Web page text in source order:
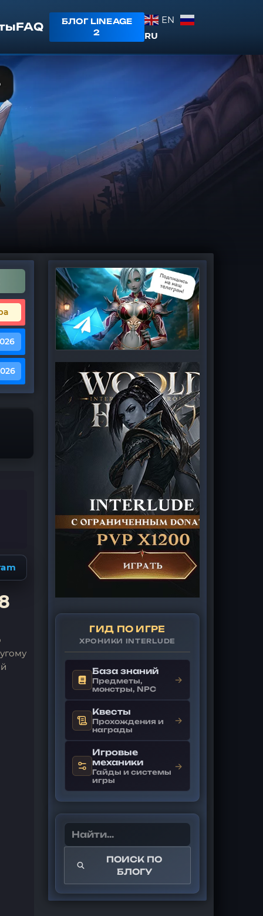
FAQ
БЛОГ LINEAGE
2
EN
RU
ГИД ПО ИГРЕ
ХРОНИКИ INTERLUDE
База знаний
Предметы,
монстры, NPC
→
Квесты
Прохождения и
награды
→
Игровые
механики
Гайды и системы
игры
→
ПОИСК ПО
БЛОГУ